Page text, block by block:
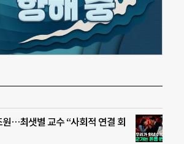
…최샛별 교수 “사회적 연결 회